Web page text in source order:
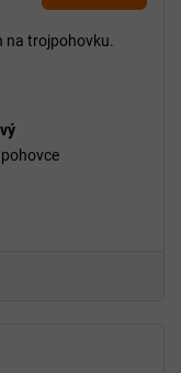
na trojpohovku.